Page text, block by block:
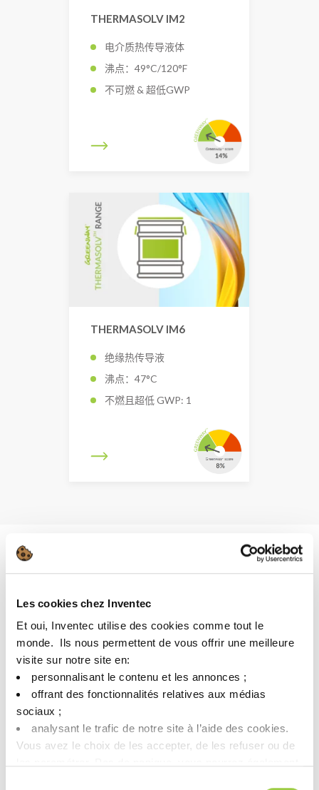
Les cookies chez Inventec
Et oui, Inventec utilise des cookies comme tout le
monde. ​ Ils nous permettent de vous offrir une meilleure
visite sur notre site en:​
personnalisant le contenu et les annonces ;​
offrant des fonctionnalités relatives aux médias
sociaux ; ​
analysant le trafic de notre site à l’aide des cookies.​
Vous avez le choix de les accepter, de les refuser ou de
THERMASOLV IM2
电介质热传导液体
沸点：49°C/120°F
不可燃 & 超低GWP
THERMASOLV IM6
绝缘热传导液
沸点：47°C
不燃且超低 GWP: 1
探索我们的用于电子和电气
设备的绝缘冷却液！